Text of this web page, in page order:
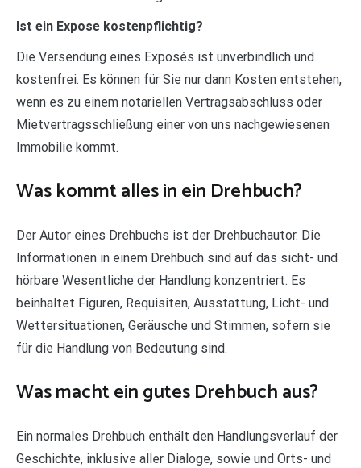
Ist ein Expose kostenpflichtig?
Die Versendung eines Exposés ist unverbindlich und
kostenfrei. Es können für Sie nur dann Kosten entstehen,
wenn es zu einem notariellen Vertragsabschluss oder
Mietvertragsschließung einer von uns nachgewiesenen
Immobilie kommt.
Was kommt alles in ein Drehbuch?
Der Autor eines Drehbuchs ist der Drehbuchautor. Die
Informationen in einem Drehbuch sind auf das sicht- und
hörbare Wesentliche der Handlung konzentriert. Es
beinhaltet Figuren, Requisiten, Ausstattung, Licht- und
Wettersituationen, Geräusche und Stimmen, sofern sie
für die Handlung von Bedeutung sind.
Was macht ein gutes Drehbuch aus?
Ein normales Drehbuch enthält den Handlungsverlauf der
Geschichte, inklusive aller Dialoge, sowie und Orts- und